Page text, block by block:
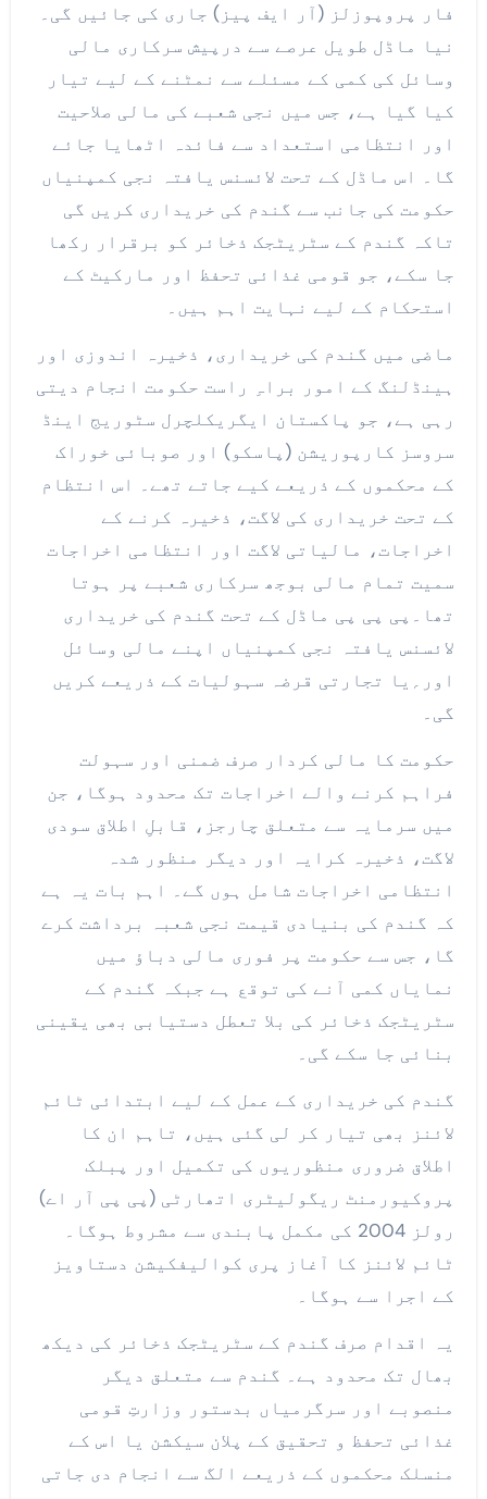
فار پروپوزلز (آر ایف پیز) جاری کی جائیں گی۔
نیا ماڈل طویل عرصے سے درپیش سرکاری مالی
وسائل کی کمی کے مسئلے سے نمٹنے کے لیے تیار
کیا گیا ہے، جس میں نجی شعبے کی مالی صلاحیت
اور انتظامی استعداد سے فائدہ اٹھایا جائے
گا۔ اس ماڈل کے تحت لائسنس یافتہ نجی کمپنیاں
حکومت کی جانب سے گندم کی خریداری کریں گی
تاکہ گندم کے سٹریٹجک ذخائر کو برقرار رکھا
جا سکے، جو قومی غذائی تحفظ اور مارکیٹ کے
استحکام کے لیے نہایت اہم ہیں۔
ماضی میں گندم کی خریداری، ذخیرہ اندوزی اور
ہینڈلنگ کے امور براہِ راست حکومت انجام دیتی
رہی ہے، جو پاکستان ایگریکلچرل سٹوریج اینڈ
سروسز کارپوریشن (پاسکو) اور صوبائی خوراک
کے محکموں کے ذریعے کیے جاتے تھے۔ اس انتظام
کے تحت خریداری کی لاگت، ذخیرہ کرنے کے
اخراجات، مالیاتی لاگت اور انتظامی اخراجات
سمیت تمام مالی بوجھ سرکاری شعبے پر ہوتا
تھا۔پی پی پی ماڈل کے تحت گندم کی خریداری
لائسنس یافتہ نجی کمپنیاں اپنے مالی وسائل
اور؍یا تجارتی قرضہ سہولیات کے ذریعے کریں
گی۔
حکومت کا مالی کردار صرف ضمنی اور سہولت
فراہم کرنے والے اخراجات تک محدود ہوگا، جن
میں سرمایہ سے متعلق چارجز، قابلِ اطلاق سودی
لاگت، ذخیرہ کرایہ اور دیگر منظور شدہ
انتظامی اخراجات شامل ہوں گے۔ اہم بات یہ ہے
کہ گندم کی بنیادی قیمت نجی شعبہ برداشت کرے
گا، جس سے حکومت پر فوری مالی دباؤ میں
نمایاں کمی آنے کی توقع ہے جبکہ گندم کے
سٹریٹجک ذخائر کی بلا تعطل دستیابی بھی یقینی
بنائی جا سکے گی۔
گندم کی خریداری کے عمل کے لیے ابتدائی ٹائم
لائنز بھی تیار کر لی گئی ہیں، تاہم ان کا
اطلاق ضروری منظوریوں کی تکمیل اور پبلک
پروکیورمنٹ ریگولیٹری اتھارٹی (پی پی آر اے)
رولز 2004 کی مکمل پابندی سے مشروط ہوگا۔
ٹائم لائنز کا آغاز پری کوالیفکیشن دستاویز
کے اجرا سے ہوگا۔
یہ اقدام صرف گندم کے سٹریٹجک ذخائر کی دیکھ
بھال تک محدود ہے۔ گندم سے متعلق دیگر
منصوبے اور سرگرمیاں بدستور وزارتِ قومی
غذائی تحفظ و تحقیق کے پلان سیکشن یا اس کے
منسلک محکموں کے ذریعے الگ سے انجام دی جاتی